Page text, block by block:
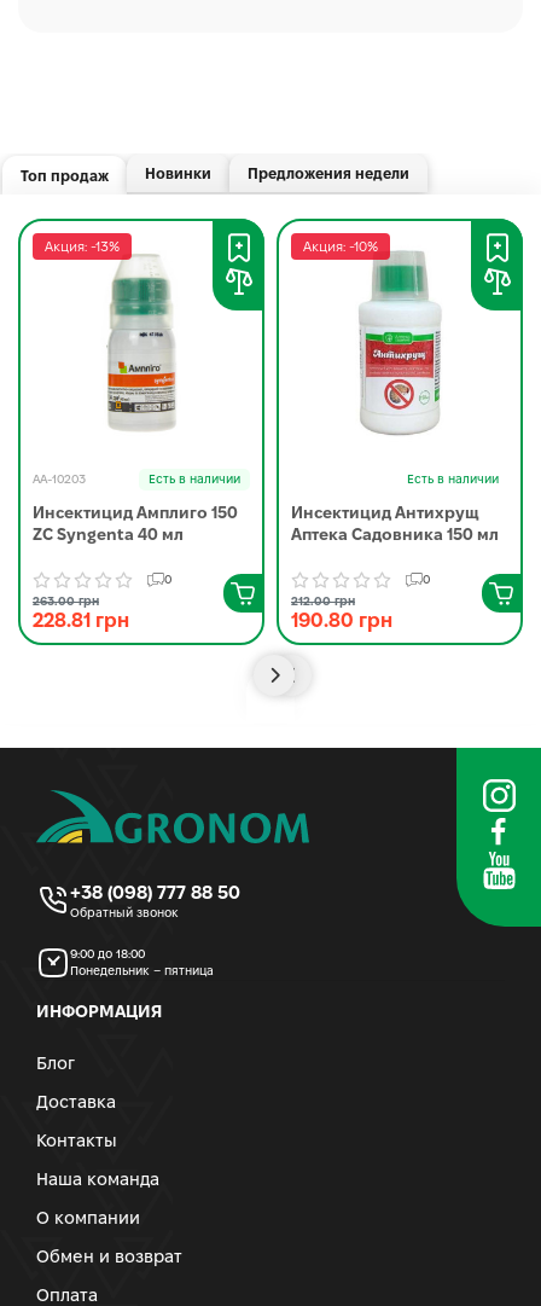
Топ продаж Новинки Предложения недели
Акция: -13%
AA-10203 Есть в наличии
Инсектицид Амплиго 150
ZC Syngenta 40 мл
0
263.00 грн
228.81 грн
Акция: -10%
Есть в наличии
Инсектицид Антихрущ
Аптека Садовника 150 мл
0
212.00 грн
190.80 грн
+38 (098) 777 88 50
Обратный звонок
9:00 до 18:00
Понедельник – пятница
ИНФОРМАЦИЯ
Блог
Доставка
Контакты
Наша команда
О компании
Обмен и возврат
Оплата